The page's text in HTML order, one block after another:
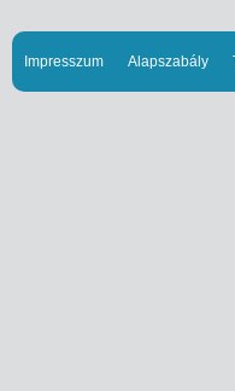
Impresszum Alapszabály